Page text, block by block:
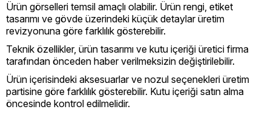
Ürün görselleri temsil amaçlı olabilir. Ürün rengi, etiket
tasarımı ve gövde üzerindeki küçük detaylar üretim
revizyonuna göre farklılık gösterebilir.
Teknik özellikler, ürün tasarımı ve kutu içeriği üretici firma
tarafından önceden haber verilmeksizin değiştirilebilir.
Ürün içerisindeki aksesuarlar ve nozul seçenekleri üretim
partisine göre farklılık gösterebilir. Kutu içeriği satın alma
öncesinde kontrol edilmelidir.